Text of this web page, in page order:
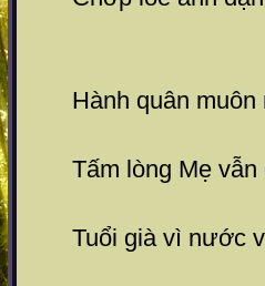
Hành quân
Tấm lòng Mẹ
Tuổi già vì nước